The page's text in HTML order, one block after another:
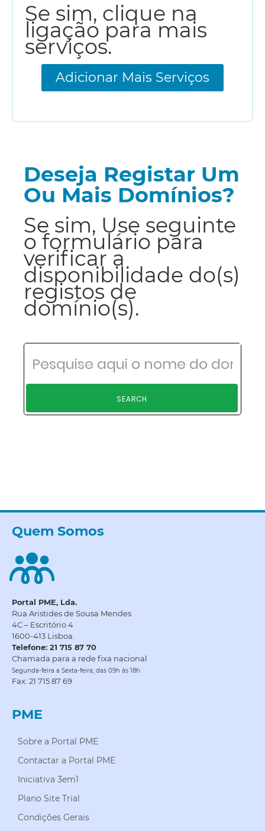
Se sim, clique na
ligação para mais
serviços.
Adicionar Mais Serviços
Deseja Registar Um
Ou Mais Domínios?
Se sim, Use seguinte
o formulário para
verificar a
disponibilidade do(s)
registos de
domínio(s).
SEARCH
Quem Somos
Portal PME, Lda.
Rua Aristides de Sousa Mendes
4C – Escritório 4
1600-413 Lisboa.
Telefone: 21 715 87 70
Chamada para a rede fixa nacional
Segunda-feira a Sexta-feira, das 09h às 18h.
Fax: 21 715 87 69
PME
Sobre a Portal PME
Contactar a Portal PME
Iniciativa 3em1
Plano Site Trial
Condições Gerais